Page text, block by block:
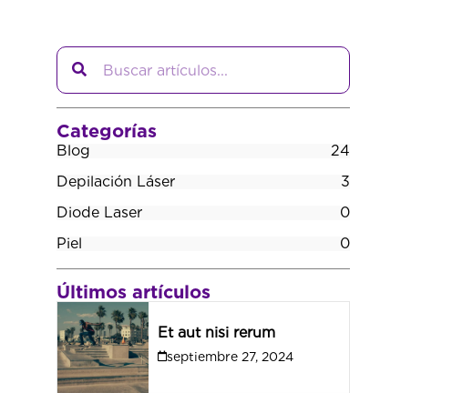
Search
Categorías
Blog
24
Depilación Láser
3
Diode Laser
0
Piel
0
Últimos artículos
Et aut nisi rerum
septiembre 27, 2024